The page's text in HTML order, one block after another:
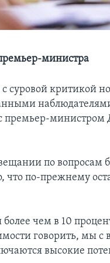
министра
суровой критикой
премьер-
по вопросам
что по-прежнему
чем в 10
говорить, мы с
высокие